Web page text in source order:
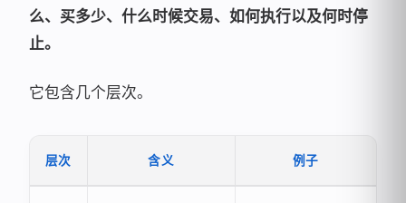
么、买多少、什么时候交易、如何执行以及何时停
止。
它包含几个层次。
层次 含义 例子